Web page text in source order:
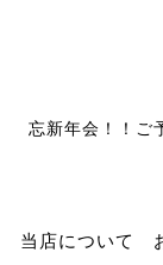
忘新年会！！ご
当店について